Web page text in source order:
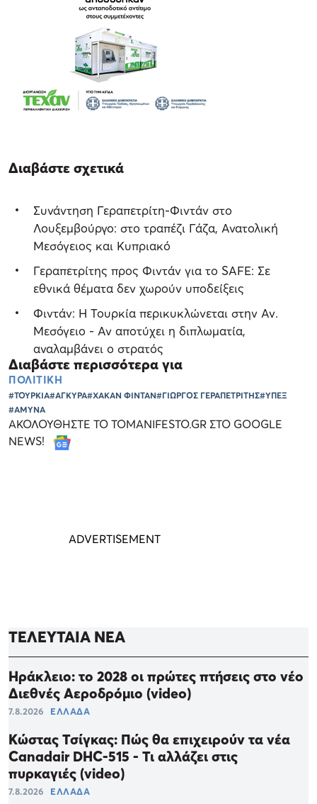
Διαβάστε σχετικά
Συνάντηση Γεραπετρίτη-Φιντάν στο
Λουξεμβούργο: στο τραπέζι Γάζα, Ανατολική
Μεσόγειος και Κυπριακό
Γεραπετρίτης προς Φιντάν για το SAFE: Σε
εθνικά θέματα δεν χωρούν υποδείξεις
Φιντάν: Η Τουρκία περικυκλώνεται στην Αν.
Μεσόγειο - Αν αποτύχει η διπλωματία,
αναλαμβάνει ο στρατός
Διαβάστε περισσότερα για
ΠΟΛΙΤΙΚΗ
#ΤΟΥΡΚΙΑ#ΑΓΚΥΡΑ#ΧΑΚΑΝ ΦΙΝΤΑΝ#ΓΙΩΡΓΟΣ ΓΕΡΑΠΕΤΡΙΤΗΣ#ΥΠΕΞ
#ΑΜΥΝΑ
ΑΚΟΛΟΥΘΗΣΤΕ ΤΟ TOMANIFESTO.GR ΣΤΟ GOOGLE
NEWS!
ΤΕΛΕΥΤΑΙΑ ΝΕΑ
Ηράκλειο: το 2028 οι πρώτες πτήσεις στο νέο
Διεθνές Αεροδρόμιο (video)
7.8.2026 ΕΛΛΑΔΑ
Κώστας Τσίγκας: Πώς θα επιχειρούν τα νέα
Canadair DHC-515 - Τι αλλάζει στις
πυρκαγιές (video)
7.8.2026 ΕΛΛΑΔΑ